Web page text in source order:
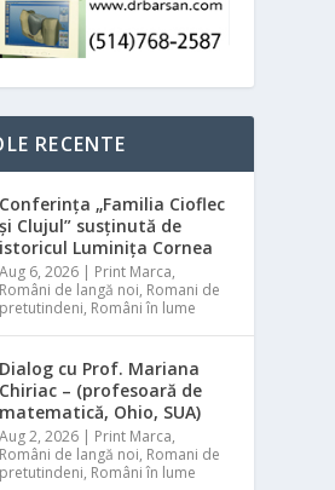
RECENTE
Conferința „Familia Cioflec
și Clujul” susținută de
istoricul Luminița Cornea
Aug 6, 2026 | Print Marca,
Români de langă noi, Romani de
pretutindeni, Români în lume
Dialog cu Prof. Mariana
Chiriac – (profesoară de
matematică, Ohio, SUA)
Aug 2, 2026 | Print Marca,
Români de langă noi, Romani de
pretutindeni, Români în lume